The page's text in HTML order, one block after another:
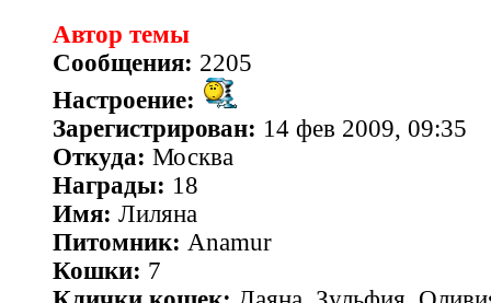
Автор темы
Сообщения: 2205
Настроение:
Зарегистрирован: 14 фев 2009, 09:35
Откуда: Москва
Награды: 18
Имя: Лиляна
Питомник: Anamur
Кошки: 7